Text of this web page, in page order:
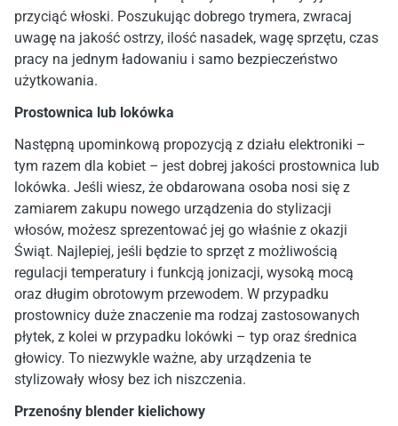
przyciąć włoski. Poszukując dobrego trymera, zwracaj
uwagę na jakość ostrzy, ilość nasadek, wagę sprzętu, czas
pracy na jednym ładowaniu i samo bezpieczeństwo
użytkowania.
Prostownica lub lokówka
Następną upominkową propozycją z działu elektroniki –
tym razem dla kobiet – jest dobrej jakości prostownica lub
lokówka. Jeśli wiesz, że obdarowana osoba nosi się z
zamiarem zakupu nowego urządzenia do stylizacji
włosów, możesz sprezentować jej go właśnie z okazji
Świąt. Najlepiej, jeśli będzie to sprzęt z możliwością
regulacji temperatury i funkcją jonizacji, wysoką mocą
oraz długim obrotowym przewodem. W przypadku
prostownicy duże znaczenie ma rodzaj zastosowanych
płytek, z kolei w przypadku lokówki – typ oraz średnica
głowicy. To niezwykle ważne, aby urządzenia te
stylizowały włosy bez ich niszczenia.
Przenośny blender kielichowy